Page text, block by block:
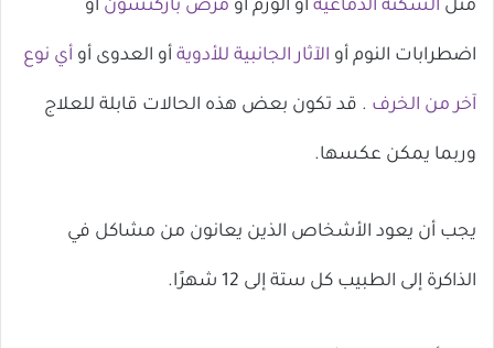
مثل السكتة الدماغية أو الورم أو مرض باركنسون أو
اضطرابات النوم أو الآثار الجانبية للأدوية أو العدوى أو أي نوع
آخر من الخرف . قد تكون بعض هذه الحالات قابلة للعلاج
وربما يمكن عكسها.
يجب أن يعود الأشخاص الذين يعانون من مشاكل في
الذاكرة إلى الطبيب كل ستة إلى 12 شهرًا.